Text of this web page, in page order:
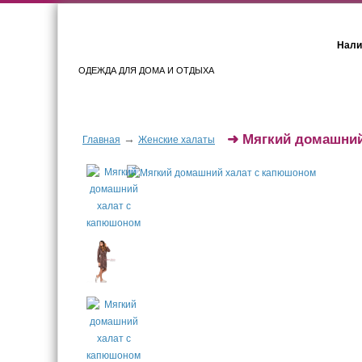
ОДЕЖДА ДЛЯ ДОМА И ОТДЫХА
Главная → Женские халаты ➜ Мягкий